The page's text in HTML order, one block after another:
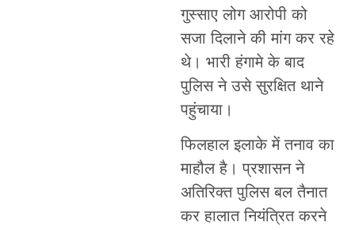
गुस्साए लोग आरोपी को
सजा दिलाने की मांग कर रहे
थे। भारी हंगामे के बाद
पुलिस ने उसे सुरक्षित थाने
पहुंचाया।
फिलहाल इलाके में तनाव का
माहौल है। प्रशासन ने
अतिरिक्त पुलिस बल तैनात
कर हालात नियंत्रित करने